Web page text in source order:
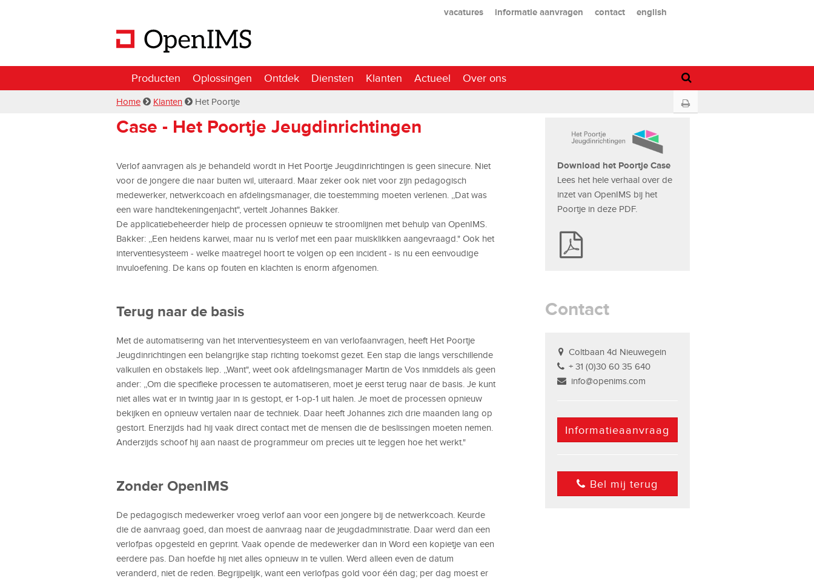
vacatures informatie aanvragen contact english
Producten Oplossingen Ontdek Diensten Klanten Actueel Over ons
Home Klanten Het Poortje
Case - Het Poortje Jeugdinrichtingen
Verlof aanvragen als je behandeld wordt in Het Poortje Jeugdinrichtingen is geen sinecure. Niet
voor de jongere die naar buiten wil, uiteraard. Maar zeker ook niet voor zijn pedagogisch
medewerker, netwerkcoach en afdelingsmanager, die toestemming moeten verlenen. ,,Dat was
een ware handtekeningenjacht", vertelt Johannes Bakker.
De applicatiebeheerder hielp de processen opnieuw te stroomlijnen met behulp van OpenIMS.
Bakker: ,,Een heidens karwei, maar nu is verlof met een paar muisklikken aangevraagd." Ook het
interventiesysteem - welke maatregel hoort te volgen op een incident - is nu een eenvoudige
invuloefening. De kans op fouten en klachten is enorm afgenomen.
Terug naar de basis
Met de automatisering van het interventiesysteem en van verlofaanvragen, heeft Het Poortje
Jeugdinrichtingen een belangrijke stap richting toekomst gezet. Een stap die langs verschillende
valkuilen en obstakels liep. ,,Want", weet ook afdelingsmanager Martin de Vos inmiddels als geen
ander: ,,Om die specifieke processen te automatiseren, moet je eerst terug naar de basis. Je kunt
niet alles wat er in twintig jaar in is gestopt, er 1-op-1 uit halen. Je moet de processen opnieuw
bekijken en opnieuw vertalen naar de techniek. Daar heeft Johannes zich drie maanden lang op
gestort. Enerzijds had hij vaak direct contact met de mensen die de beslissingen moeten nemen.
Anderzijds schoof hij aan naast de programmeur om precies uit te leggen hoe het werkt."
Zonder OpenIMS
De pedagogisch medewerker vroeg verlof aan voor een jongere bij de netwerkcoach. Keurde
die de aanvraag goed, dan moest de aanvraag naar de jeugdadministratie. Daar werd dan een
verlofpas opgesteld en geprint. Vaak opende de medewerker dan in Word een kopietje van een
eerdere pas. Dan hoefde hij niet alles opnieuw in te vullen. Werd alleen even de datum
veranderd, niet de reden. Begrijpelijk, want een verlofpas gold voor één dag; per dag moest er
Download het Poortje Case
Lees het hele verhaal over de
inzet van OpenIMS bij het
Poortje in deze PDF.
Contact
Coltbaan 4d Nieuwegein
+ 31 (0)30 60 35 640
info@openims.com
Informatieaanvraag
Bel mij terug